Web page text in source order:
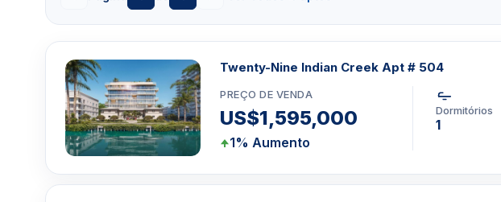
Tipo de Imóvel: Condomínio Pré-Construção
Comodidades de construção
Piscina estilo resort
Centro de fitness e bem-estar
Áreas de lazer dos residentes
Espaços de entretenimento ao ar livre
Twenty-Nine Indian Creek Apt # 504
PREÇO DE VENDA
US$1,595,000
1% Aumento
Dormitórios
1